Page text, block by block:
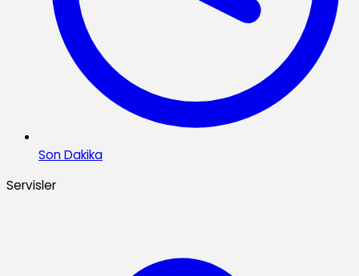
Son Dakika
Servisler